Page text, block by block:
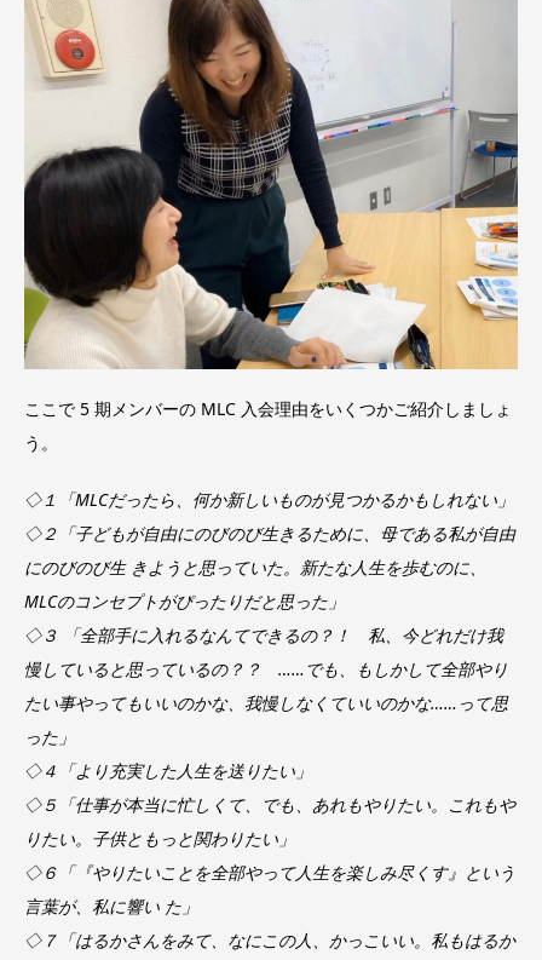
ここで 5 期メンバーの MLC 入会理由をいくつかご紹介しましょ
う。
◇１「MLCだったら、何か新しいものが見つかるかもしれない」
◇２「子どもが自由にのびのび生きるために、母である私が自由
にのびのび生 きようと思っていた。新たな人生を歩むのに、
MLCのコンセプトがぴったりだと思った」
◇３ 「全部手に入れるなんてできるの？！ 私、今どれだけ我
慢していると思っているの？？ ……でも、もしかして全部やり
たい事やってもいいのかな、我慢しなくていいのかな……って思
った」
◇４「より充実した人生を送りたい」
◇５「仕事が本当に忙しくて、でも、あれもやりたい。これもや
りたい。子供ともっと関わりたい」
◇６「『やりたいことを全部やって人生を楽しみ尽くす』という
言葉が、私に響い た」
◇７「はるかさんをみて、なにこの人、かっこいい。私もはるか